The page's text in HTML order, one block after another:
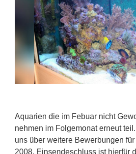
Aquarien die im Febuar nicht
nehmen im Folgemonat erneut
uns über weitere Bewerbungen
2008. Einsendeschluss ist hierfür